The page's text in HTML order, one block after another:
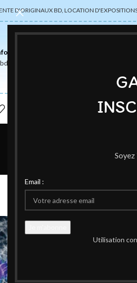
Email :
Utilisation
D'ORIGINAUX BD, LOCATION